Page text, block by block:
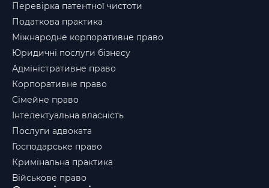
Перевірка патентної чистоти
Податкова практика
Міжнародне корпоративне право
Юридичні послуги бізнесу
Адміністративне право
Корпоративне право
Сімейне право
Інтелектуальна власність
Послуги адвоката
Господарське право
Кримінальна практика
Військове право